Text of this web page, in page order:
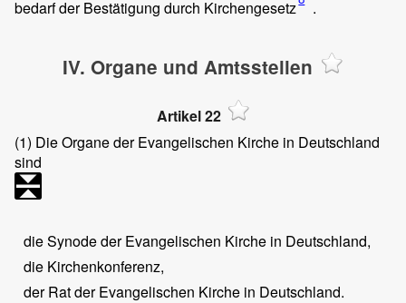
bedarf der Bestätigung durch Kirchengesetz
.
IV. Organe und Amtsstellen
Artikel 22
(1) Die Organe der Evangelischen Kirche in Deutschland
sind
die Synode der Evangelischen Kirche in Deutschland,
die Kirchenkonferenz,
der Rat der Evangelischen Kirche in Deutschland.